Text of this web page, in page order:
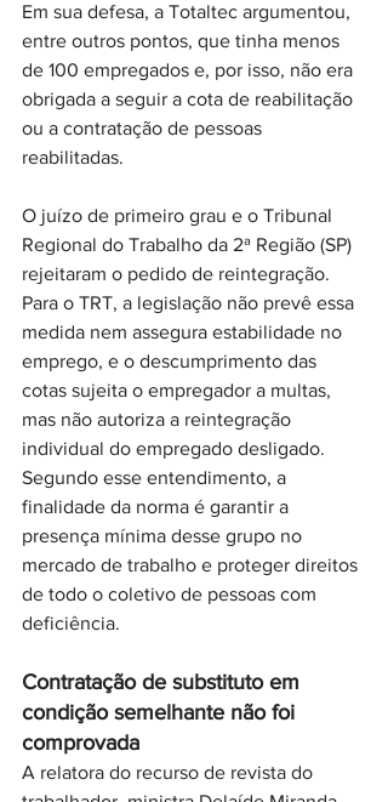
Em sua defesa, a Totaltec argumentou,
entre outros pontos, que tinha menos
de 100 empregados e, por isso, não era
obrigada a seguir a cota de reabilitação
ou a contratação de pessoas
reabilitadas.
O juízo de primeiro grau e o Tribunal
Regional do Trabalho da 2ª Região (SP)
rejeitaram o pedido de reintegração.
Para o TRT, a legislação não prevê essa
medida nem assegura estabilidade no
emprego, e o descumprimento das
cotas sujeita o empregador a multas,
mas não autoriza a reintegração
individual do empregado desligado.
Segundo esse entendimento, a
finalidade da norma é garantir a
presença mínima desse grupo no
mercado de trabalho e proteger direitos
de todo o coletivo de pessoas com
deficiência.
Contratação de substituto em
condição semelhante não foi
comprovada
A relatora do recurso de revista do